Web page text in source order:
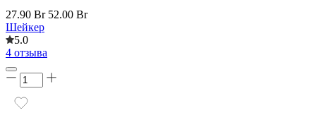
27.90 Br 52.00 Br
Шейкер
5.0
4 отзыва